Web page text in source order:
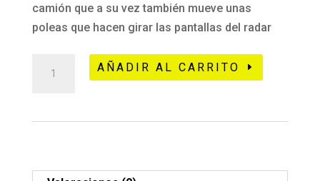
camión que a su vez también mueve unas
poleas que hacen girar las pantallas del radar
camión
AÑADIR AL CARRITO